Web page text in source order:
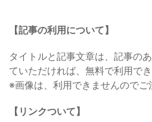
【記事の利用について】
タイトルと記事文章は、記事の
ていただければ、無料で利用でき
※画像は、利用できませんのでご
【リンクついて】